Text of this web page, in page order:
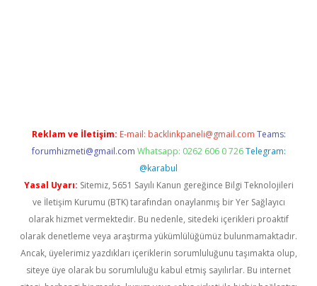
Reklam ve İletişim: E-mail: backlinkpaneli@gmail.com Teams:
forumhizmeti@gmail.com Whatsapp: 0262 606 0 726 Telegram:
@karabul
Yasal Uyarı: Sitemiz, 5651 Sayılı Kanun gereğince Bilgi Teknolojileri
ve İletişim Kurumu (BTK) tarafından onaylanmış bir Yer Sağlayıcı
olarak hizmet vermektedir. Bu nedenle, sitedeki içerikleri proaktif
olarak denetleme veya araştırma yükümlülüğümüz bulunmamaktadır.
Ancak, üyelerimiz yazdıkları içeriklerin sorumluluğunu taşımakta olup,
siteye üye olarak bu sorumluluğu kabul etmiş sayılırlar. Bu internet